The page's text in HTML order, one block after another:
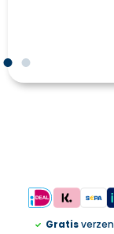
Gratis